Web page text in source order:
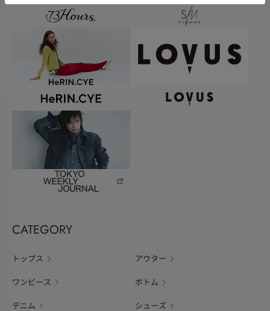
CATEGORY
トップス アウター
ワンピース ボトム
デニム シューズ